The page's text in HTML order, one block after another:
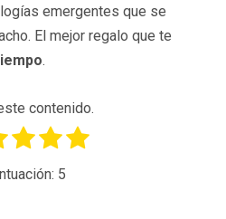
emergentes que se
El mejor regalo que te
.
contenido.
5